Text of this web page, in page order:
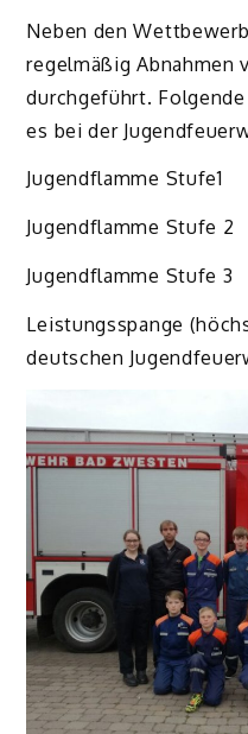
Neben den
regelmäßig Abnahmen
durchgeführt.
es bei der
Jugendflamme Stufe1
Jugendflamme Stufe 2
Jugendflamme Stufe 3
Leistungsspange
deutschen